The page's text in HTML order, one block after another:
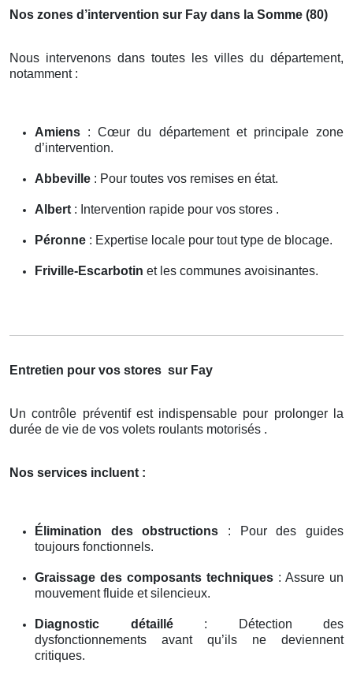
Nos zones d’intervention sur Fay dans la Somme (80)
Nous intervenons dans toutes les villes du département,
notamment :
Amiens : Cœur du département et principale zone
d’intervention.
Abbeville : Pour toutes vos remises en état.
Albert : Intervention rapide pour vos stores .
Péronne : Expertise locale pour tout type de blocage.
Friville-Escarbotin et les communes avoisinantes.
Entretien pour vos stores sur Fay
Un contrôle préventif est indispensable pour prolonger la
durée de vie de vos volets roulants motorisés .
Nos services incluent :
Élimination des obstructions : Pour des guides
toujours fonctionnels.
Graissage des composants techniques : Assure un
mouvement fluide et silencieux.
Diagnostic détaillé: Détection des
dysfonctionnements avant qu’ils ne deviennent
critiques.